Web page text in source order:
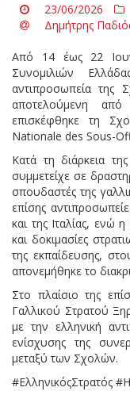
23/06/2026
Δημήτρης
Από 14 έως 22
Συνομιλιών
αντιπροσωπεία της
αποτελούμενη
επισκέφθηκε τη
Nationale des Sous-
Κατά τη διάρκεια
συμμετείχε σε
σπουδαστές της
επίσης
και της Ιταλίας, ενώ
και δοκιμασίες
της εκπαίδευσης,
απονεμήθηκε το
Στο πλαίσιο της
Γαλλικού Στρατού
με την ελληνική
ενίσχυσης της
μεταξύ των Σχολών.
#ΕλληνικόςΣτρατός